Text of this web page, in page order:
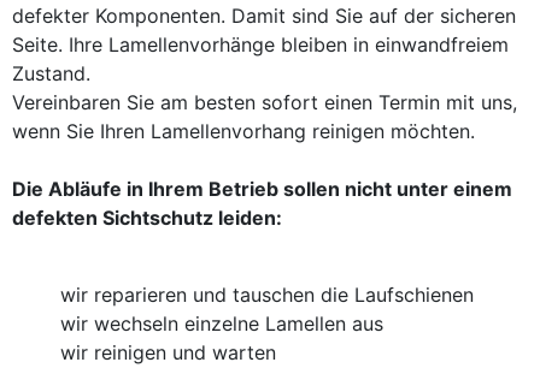
defekter Komponenten. Damit sind Sie auf der sicheren
Seite. Ihre Lamellenvorhänge bleiben in einwandfreiem
Zustand.
Vereinbaren Sie am besten sofort einen Termin mit uns,
wenn Sie Ihren Lamellenvorhang reinigen möchten.
Die Abläufe in Ihrem Betrieb sollen nicht unter einem
defekten Sichtschutz leiden:
wir reparieren und tauschen die Laufschienen
wir wechseln einzelne Lamellen aus
wir reinigen und warten